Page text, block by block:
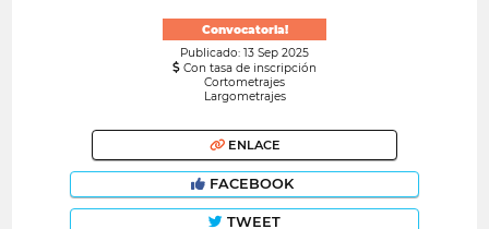
Convocatoria!
Publicado: 13 Sep 2025
Con tasa de inscripción
Cortometrajes
Largometrajes
ENLACE
FACEBOOK
TWEET